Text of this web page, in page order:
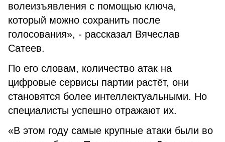
волеизъявления с помощью ключа,
который можно сохранить после
голосования», - рассказал Вячеслав
Сатеев.
По его словам, количество атак на
цифровые сервисы партии растёт, они
становятся более интеллектуальными. Но
специалисты успешно отражают их.
«В этом году самые крупные атаки были во